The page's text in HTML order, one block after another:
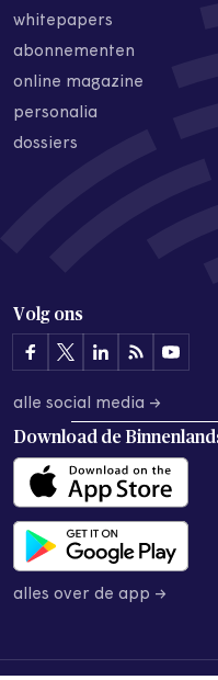
whitepapers
abonnementen
online magazine
personalia
dossiers
Volg ons
alle social media →
Download de
alles over de app →